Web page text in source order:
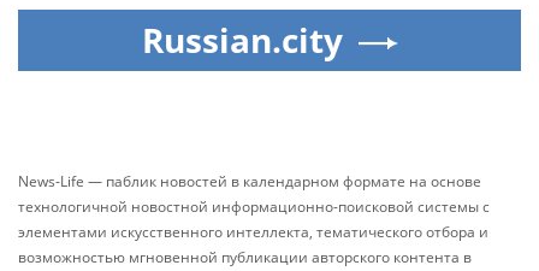
Russian.city
News-Life — паблик новостей в календарном формате на основе
технологичной новостной информационно-поисковой системы с
элементами искусственного интеллекта, тематического отбора и
возможностью мгновенной публикации авторского контента в